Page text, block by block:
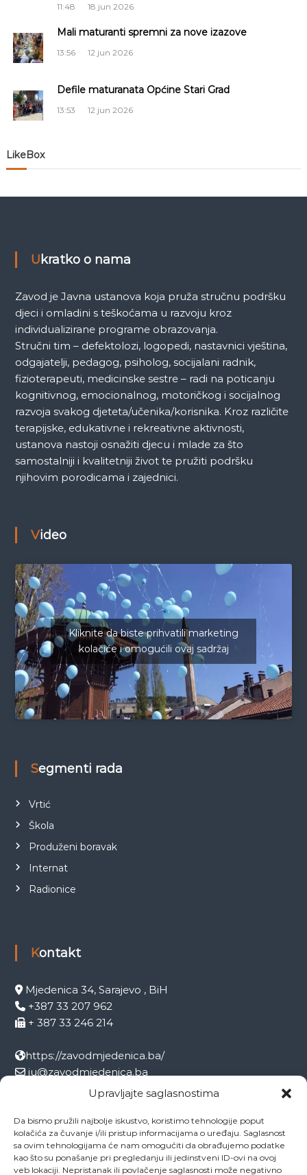
Upravljajte saglasnostima
Da bismo pružili najbolje iskustvo, koristimo tehnologije poput
kolačića za čuvanje i/ili pristup informacijama o uređaju. Saglasnost
sa ovim tehnologijama će nam omogućiti da obrađujemo podatke
kao što su ponašanje pri pregledanju ili jedinstveni ID-ovi na ovoj
veb lokaciji. Nepristanak ili povlačenje saglasnosti može negativno
a
č
a
n
11:48 18 jun 2026
Mali maturanti spremni za nove izazove
13:56 12 jun 2026
Defile maturanata Općine Stari Grad
13:53 12 jun 2026
LikeBox
Ukratko o nama
Zavod je Javna ustanova koja pruža stručnu podršku
djeci i omladini s teškoćama u razvoju kroz
individualizirane programe obrazovanja.
Stručni tim – defektolozi, logopedi, nastavnici vještina,
odgajatelji, pedagog, psiholog, socijalani radnik,
fizioterapeuti, medicinske sestre – radi na poticanju
kognitivnog, emocionalnog, motoričkog i socijalnog
razvoja svakog djeteta/učenika/korisnika. Kroz različite
terapijske, edukativne i rekreativne aktivnosti,
ustanova nastoji osnažiti djecu i mlade za što
samostalniji i kvalitetniji život te pružiti podršku
njihovim porodicama i zajednici.
Video
Kliknite da biste prihvatili marketing
kolačiće i omogućili ovaj sadržaj
Segmenti rada
Vrtić
Škola
Produženi boravak
Internat
Radionice
Kontakt
Mjedenica 34, Sarajevo , BiH
+387 33 207 962
+ 387 33 246 214
https://zavodmjedenica.ba/
ju@zavodmjedenica.ba
info@zamjed.edu.ba
Direktor:
+ 387 33 207 963
Sekretar:
+ 387 33 215 668
Pedagog:
+ 387 33 246 212